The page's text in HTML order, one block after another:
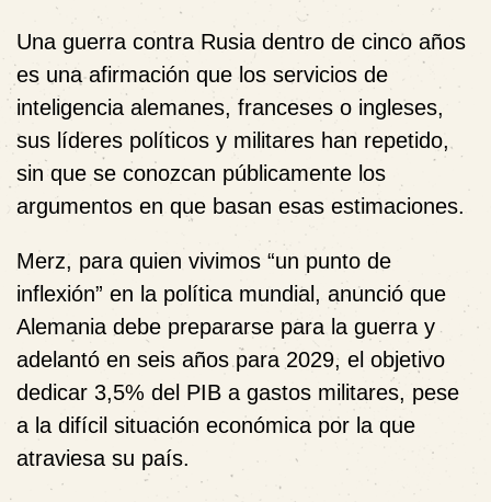
Una guerra contra Rusia dentro de cinco años
es una afirmación que los servicios de
inteligencia alemanes, franceses o ingleses,
sus líderes políticos y militares han repetido,
sin que se conozcan públicamente los
argumentos en que basan esas estimaciones.
Merz, para quien vivimos “un punto de
inflexión” en la política mundial, anunció que
Alemania debe prepararse para la guerra y
adelantó en seis años para 2029, el objetivo
dedicar 3,5% del PIB a gastos militares, pese
a la difícil situación económica por la que
atraviesa su país.